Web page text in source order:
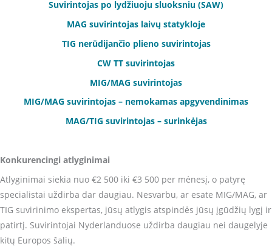
Suvirintojas po lydžiuoju sluoksniu (SAW)
MAG suvirintojas laivų statykloje
TIG nerūdijančio plieno suvirintojas
CW TT suvirintojas
MIG/MAG suvirintojas
MIG/MAG suvirintojas – nemokamas apgyvendinimas
MAG/TIG suvirintojas – surinkėjas
Konkurencingi atlyginimai
Atlyginimai siekia nuo €2 500 iki €3 500 per mėnesį, o patyrę
specialistai uždirba dar daugiau. Nesvarbu, ar esate MIG/MAG, ar
TIG suvirinimo ekspertas, jūsų atlygis atspindės jūsų įgūdžių lygį ir
patirtį. Suvirintojai Nyderlanduose uždirba daugiau nei daugelyje
kitų Europos šalių.